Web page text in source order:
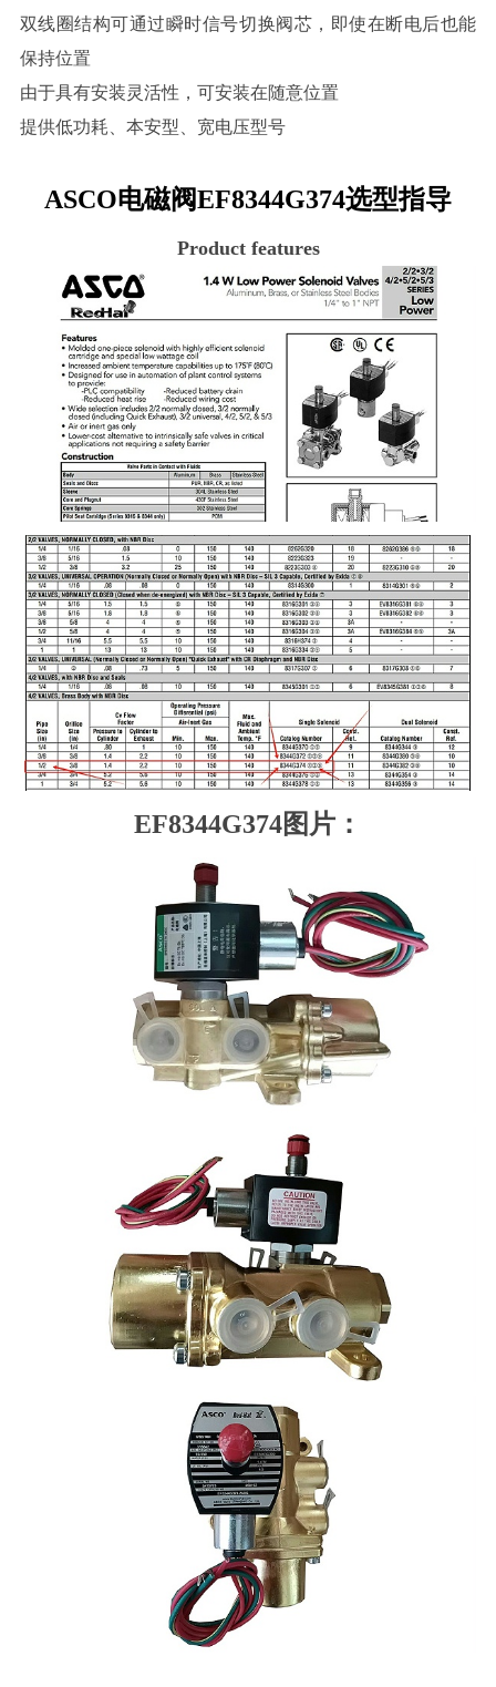
双线圈结构可通过瞬时信号切换阀芯，即使在断电后也能
保持位置
由于具有安装灵活性，可安装在随意位置
提供低功耗、本安型、宽电压型号
ASCO电磁阀EF8344G374选型指导
Product features
EF8344G374图片：